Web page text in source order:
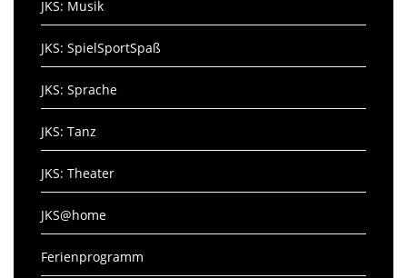
JKS: Musik
JKS: SpielSportSpaß
JKS: Sprache
JKS: Tanz
JKS: Theater
JKS@home
Ferienprogramm